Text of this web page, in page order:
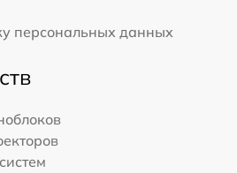
персональных данных